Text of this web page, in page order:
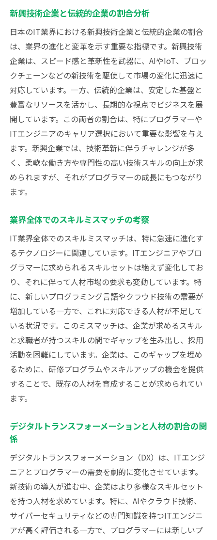
新興技術企業と伝統的企業の割合分析
日本のIT業界における新興技術企業と伝統的企業の割合
は、業界の進化と変革を示す重要な指標です。新興技術
企業は、スピード感と革新性を武器に、AIやIoT、ブロッ
クチェーンなどの新技術を駆使して市場の変化に迅速に
対応しています。一方、伝統的企業は、安定した基盤と
豊富なリソースを活かし、長期的な視点でビジネスを展
開しています。この両者の割合は、特にプログラマーや
ITエンジニアのキャリア選択において重要な影響を与え
ます。新興企業では、技術革新に伴うチャレンジが多
く、柔軟な働き方や専門性の高い技術スキルの向上が求
められますが、それがプログラマーの成長にもつながり
ます。
業界全体でのスキルミスマッチの考察
IT業界全体でのスキルミスマッチは、特に急速に進化す
るテクノロジーに関連しています。ITエンジニアやプロ
グラマーに求められるスキルセットは絶えず変化してお
り、それに伴って人材市場の要求も変動しています。特
に、新しいプログラミング言語やクラウド技術の需要が
増加している一方で、これに対応できる人材が不足して
いる状況です。このミスマッチは、企業が求めるスキル
と求職者が持つスキルの間でギャップを生み出し、採用
活動を困難にしています。企業は、このギャップを埋め
るために、研修プログラムやスキルアップの機会を提供
することで、既存の人材を育成することが求められてい
ます。
デジタルトランスフォーメーションと人材の割合の関
係
デジタルトランスフォーメーション（DX）は、ITエンジ
ニアとプログラマーの需要を劇的に変化させています。
新技術の導入が進む中、企業はより多様なスキルセット
を持つ人材を求めています。特に、AIやクラウド技術、
サイバーセキュリティなどの専門知識を持つITエンジニ
アが高く評価される一方で、プログラマーには新しいプ